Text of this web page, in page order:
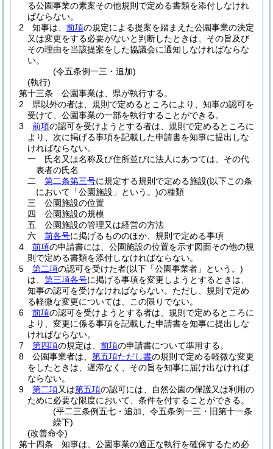
る公園事業の素案その他規則で定める書類を添付しなけれ
ばならない。
2
知事は、 前項の規定による提案を踏まえた公園事業の決定
又は変更をする必要がないと判断したときは、その旨及び
その理由を当該提案をした協議会に通知しなければならな
い。
(令五条例一三・追加)
(執行)
第十三条
公園事業は、県が執行する。
2
県以外の者は、規則で定めるところにより、知事の認可を
受けて、公園事業の一部を執行することができる。
3
前項の認可を受けようとする者は、規則で定めるところに
より、次に掲げる事項を記載した申請書を知事に提出しな
ければならない。
一
氏名又は名称及び住所並びに法人にあつては、その代
表者の氏名
二
第二条第三号に規定する規則で定める施設(以下この条
において「公園施設」という。)の種類
三
公園施設の位置
四
公園施設の規模
五
公園施設の管理又は経営の方法
六
前各号に掲げるもののほか、規則で定める事項
4
前項の申請書には、公園施設の位置を示す図面その他の規
則で定める書類を添付しなければならない。
5
第二項の認可を受けた者(以下「公園事業者」という。)
は、 第三項各号に掲げる事項を変更しようとするときは、
知事の認可を受けなければならない。 ただし、規則で定め
る軽微な変更については、この限りでない。
6
前項の認可を受けようとする者は、規則で定めるところに
より、変更に係る事項を記載した申請書を知事に提出しな
ければならない。
7
第四項の規定は、 前項の申請書について準用する。
8
公園事業者は、 第五項ただし書の規則で定める軽微な変更
をしたときは、遅滞なく、その旨を知事に届け出なければ
ならない。
9
第二項又は第五項の認可には、自然公園の保護又は利用の
ために必要な限度において、条件を付することができる。
(平二三条例五七・追加、令五条例一三・旧第十一条
繰下)
(改善命令)
第十四条
知事は、公園事業の適正な執行を確保するため必